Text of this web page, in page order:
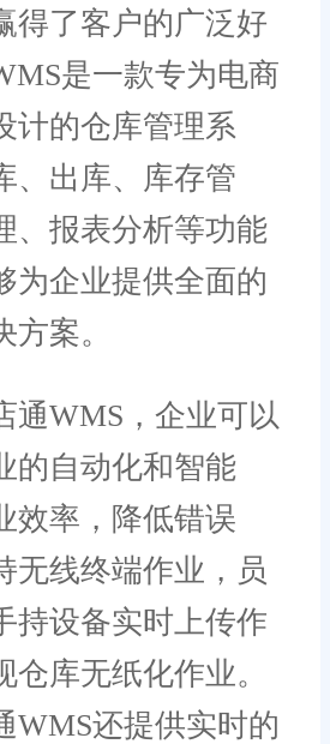
得了客户的广泛好
是一款专为电商
计的仓库管理系
、出库、库存管
、报表分析等功能
为企业提供全面的
案。
WMS，企业可以
的自动化和智能
效率，降低错误
无线终端作业，员
持设备实时上传作
仓库无纸化作业。
WMS还提供实时的